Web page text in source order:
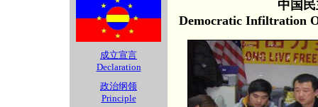
成立宣言
Declaration
政治纲领
Principle
中国
Democratic Infiltration